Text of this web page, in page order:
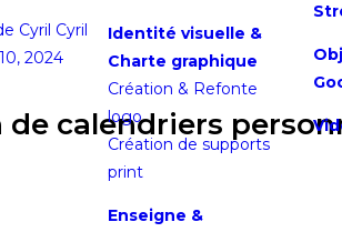
Identité visuelle &
Charte graphique
Création & Refonte
logo
Création de supports
print
Enseigne &
Cyril
2024
de calendriers